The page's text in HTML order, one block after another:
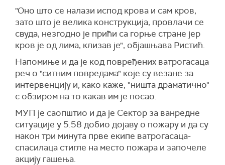
"Оно што се налази испод крова и сам кров,
зато што је велика конструкција, провлачи се
свуда, незгодно је прићи са горње стране јер
кров је од лима, клизав је", објашњава Ристић.
Напомиње и да је код повређених ватрогасаца
реч о "ситним повредама" које су везане за
интервенцију и, како каже, "ништа драматично"
с обзиром на то какав им је посао.
МУП је саопштио и да је Сектор за ванредне
ситуације у 5.58 добио дојаву о пожару и да су
након три минута прве екипе ватрогасаца-
спасилаца стигле на место пожара и започеле
акцију гашења.